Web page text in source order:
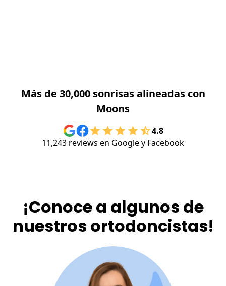
Más de 30,000 sonrisas alineadas con
Moons
4.8
11,243 reviews en Google y Facebook
¡Conoce a algunos de
nuestros ortodoncistas!